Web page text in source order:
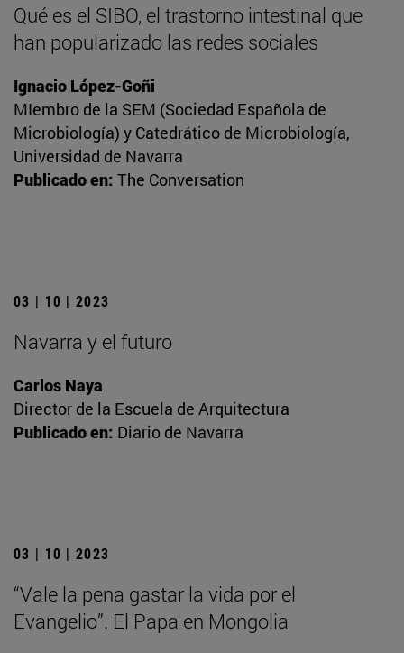
Qué es el SIBO, el trastorno intestinal que
han popularizado las redes sociales
Ignacio López-Goñi
MIembro de la SEM (Sociedad Española de
Microbiología) y Catedrático de Microbiología,
Universidad de Navarra
Publicado en: The Conversation
03 | 10 | 2023
Navarra y el futuro
Carlos Naya
Director de la Escuela de Arquitectura
Publicado en: Diario de Navarra
03 | 10 | 2023
“Vale la pena gastar la vida por el
Evangelio”. El Papa en Mongolia